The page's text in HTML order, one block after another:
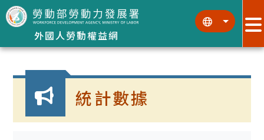
跳到主要內容區塊
外國人勞動權益網
::: :::
:::
統計數據